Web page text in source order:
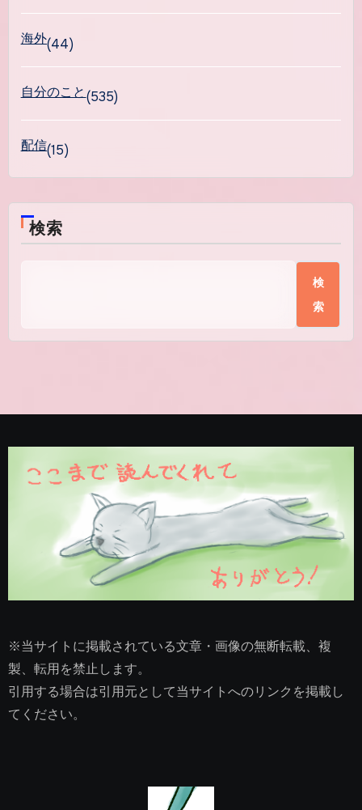
海外(44)
自分のこと(535)
配信(15)
検索
検
索
※当サイトに掲載されている文章・画像の無断転載、複
製、転用を禁止します。
引用する場合は引用元として当サイトへのリンクを掲載し
てください。